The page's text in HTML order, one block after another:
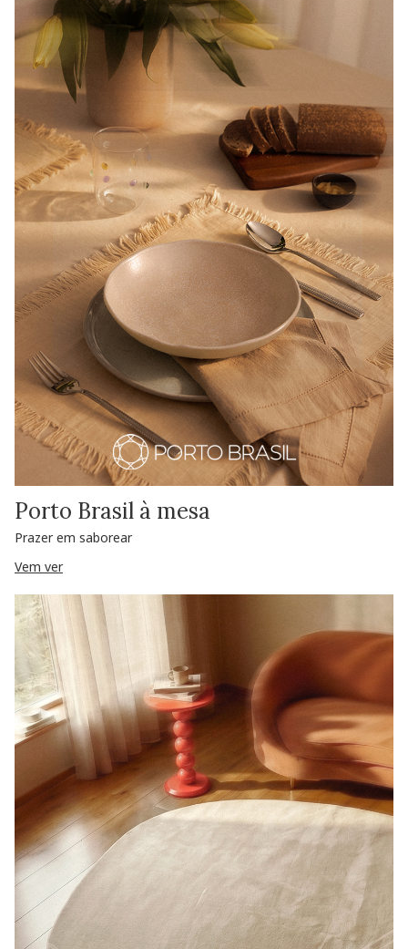
Porto Brasil à mesa
Prazer em saborear
Vem ver